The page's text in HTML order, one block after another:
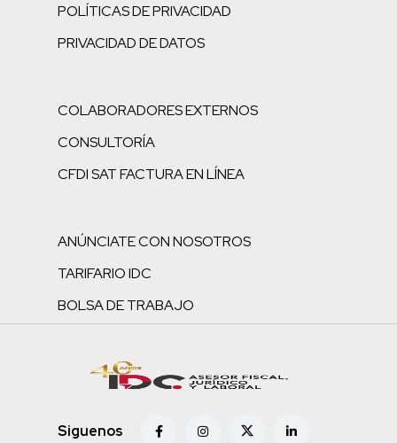
POLÍTICAS DE PRIVACIDAD
PRIVACIDAD DE DATOS
COLABORADORES EXTERNOS
CONSULTORÍA
CFDI SAT FACTURA EN LÍNEA
ANÚNCIATE CON NOSOTROS
TARIFARIO IDC
BOLSA DE TRABAJO
Siguenos